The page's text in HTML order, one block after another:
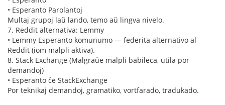
• Esperanto Parolantoj
Multaj grupoj laŭ lando, temo aŭ lingva nivelo.
7. Reddit alternativa: Lemmy
• Lemmy Esperanto komunumo — federita alternativo al
Reddit (iom malpli aktiva).
8. Stack Exchange (Malgraŭe malpli babileca, utila por
demandoj)
• Esperanto ĉe StackExchange
Por teknikaj demandoj, gramatiko, vortfarado, tradukado.